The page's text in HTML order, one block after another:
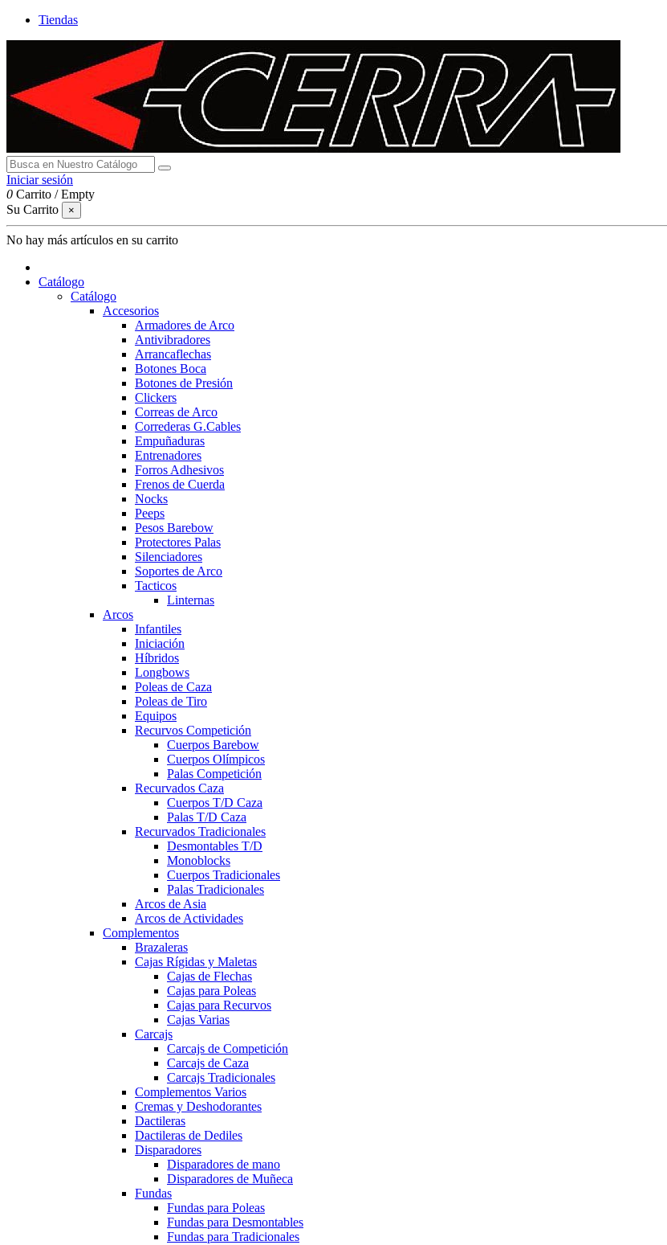
Tiendas
Iniciar sesión
0 Carrito /Empty
Su Carrito
×
No hay más artículos en su carrito
Catálogo
Catálogo
Accesorios
Armadores de Arco
Antivibradores
Arrancaflechas
Botones Boca
Botones de Presión
Clickers
Correas de Arco
Correderas G.Cables
Empuñaduras
Entrenadores
Forros Adhesivos
Frenos de Cuerda
Nocks
Peeps
Pesos Barebow
Protectores Palas
Silenciadores
Soportes de Arco
Tacticos
Linternas
Arcos
Infantiles
Iniciación
Híbridos
Longbows
Poleas de Caza
Poleas de Tiro
Equipos
Recurvos Competición
Cuerpos Barebow
Cuerpos Olímpicos
Palas Competición
Recurvados Caza
Cuerpos T/D Caza
Palas T/D Caza
Recurvados Tradicionales
Desmontables T/D
Monoblocks
Cuerpos Tradicionales
Palas Tradicionales
Arcos de Asia
Arcos de Actividades
Complementos
Brazaleras
Cajas Rígidas y Maletas
Cajas de Flechas
Cajas para Poleas
Cajas para Recurvos
Cajas Varias
Carcajs
Carcajs de Competición
Carcajs de Caza
Carcajs Tradicionales
Complementos Varios
Cremas y Deshodorantes
Dactileras
Dactileras de Dediles
Disparadores
Disparadores de mano
Disparadores de Muñeca
Fundas
Fundas para Poleas
Fundas para Desmontables
Fundas para Tradicionales